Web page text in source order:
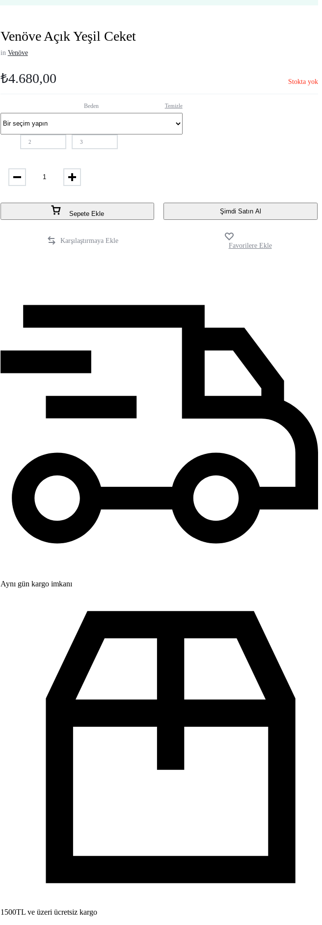
Venöve Açık Yeşil Ceket
in Venöve
₺4.680,00 Stokta yok
Beden
2 3
Temizle
Sepete Ekle Şimdi Satın Al
Aynı gün kargo imkanı
1500TL ve üzeri ücretsiz kargo